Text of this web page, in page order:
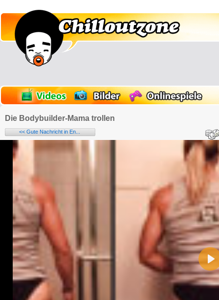
Die Bodybuilder-Mama trollen
<< Gute Nachricht in En...
Name:
E-Mail-Adresse (optional):
Kommentar: